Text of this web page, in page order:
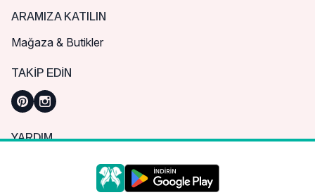
ARAMIZA KATILIN
Mağaza & Butikler
TAKIP EDIN
YARDIM
Sık Sorulan Sorular
Nasıl Sipariş Verebilirim?
Daha iyi bir alışveriş deneyimi için çerezleri